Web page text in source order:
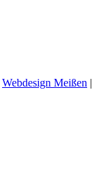
Webdesign Meißen |